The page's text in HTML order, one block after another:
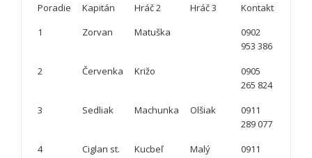
Poradie Kapitán Hráč 2 Hráč 3
Kontakt
1
Zorvan Matuška
0902
953 386
2
Červenka Križo
0905
265 824
3
Sedliak Machunka Olšiak
0911
289 077
4
Ciglan st. Kucbeľ Malý
0911